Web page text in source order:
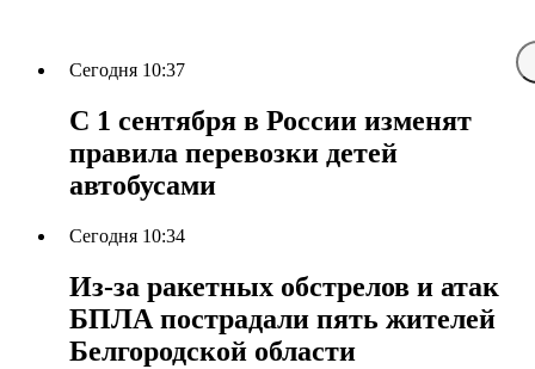
Сегодня 10:37
С 1 сентября в России изменят
правила перевозки детей
автобусами
Сегодня 10:34
Из-за ракетных обстрелов и атак
БПЛА пострадали пять жителей
Белгородской области